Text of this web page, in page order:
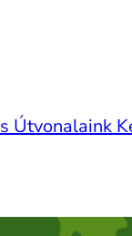
Útvonalaink